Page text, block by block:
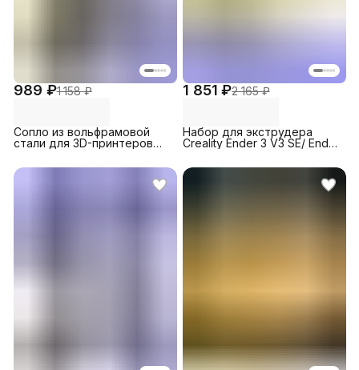
989 ₽1 158 ₽
Сопло из вольфрамовой
стали для 3D-принтеров
/ 3 V2, 0.8 (1 шт.)
1 851 ₽2 165 ₽
Набор для экструдера
Creality Ender 3 V3 SE/ Ender